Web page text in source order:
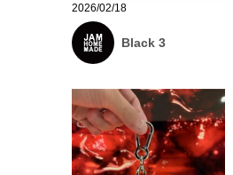
2026/02/18
Black 3